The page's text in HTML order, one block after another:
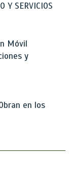
Y SERVICIOS
Móvil
y
en los